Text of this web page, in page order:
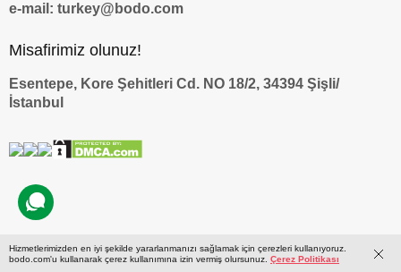
e-mail: turkey@bodo.com
Misafirimiz olunuz!
Esentepe, Kore Şehitleri Cd. NO 18/2, 34394 Şişli/
İstanbul
Hizmetlerimizden en iyi şekilde yararlanmanızı sağlamak için çerezleri kullanıyoruz.
bodo.com'u kullanarak çerez kullanımına izin vermiş olursunuz. Çerez Politikası